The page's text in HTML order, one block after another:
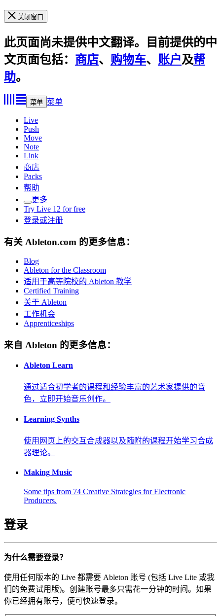
关闭窗口
此页面尚未提供中文翻译。目前提供的中
文页面包括： 商店、 购物车、 账户及帮
助。
菜单 菜单
Live
Push
Move
Note
Link
商店
Packs
帮助
更多
Try Live 12 for free
登录或注册
有关 Ableton.com 的更多信息：
Blog
Ableton for the Classroom
适用于高等院校的 Ableton 教学
Certified Training
关于 Ableton
工作机会
Apprenticeships
来自 Ableton 的更多信息：
Ableton Learn
通过适合初学者的课程和经验丰富的艺术家提供的音
色，立即开始音乐创作。
Learning Synths
使用网页上的交互合成器以及随附的课程开始学习合成
器理论。
Making Music
Some tips from 74 Creative Strategies for Electronic
Producers.
登录
为什么需要登录？
使用任何版本的 Live 都需要 Ableton 账号 (包括 Live Lite 或我
们的免费试用版)。创建账号最多只需花一分钟的时间。如果
你已经拥有账号，便可快速登录。